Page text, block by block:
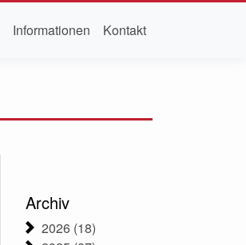
Informationen Kontakt
Archiv
2026 (18)